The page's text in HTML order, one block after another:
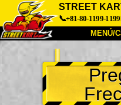
STREET
📞+81-80-1199-1199
MENÚ/
Acerca de
Acceso